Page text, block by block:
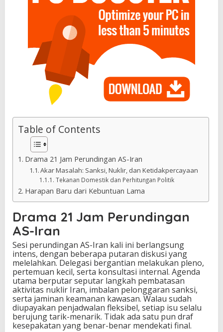
Table of Contents
Drama 21 Jam Perundingan AS-Iran
Akar Masalah: Sanksi, Nuklir, dan Ketidakpercayaan
Tekanan Domestik dan Perhitungan Politik
Harapan Baru dari Kebuntuan Lama
Drama 21 Jam Perundingan
AS-Iran
Sesi perundingan AS-Iran kali ini berlangsung
intens, dengan beberapa putaran diskusi yang
melelahkan. Delegasi bergantian melakukan pleno,
pertemuan kecil, serta konsultasi internal. Agenda
utama berputar seputar langkah pembatasan
aktivitas nuklir Iran, imbalan pelonggaran sanksi,
serta jaminan keamanan kawasan. Walau sudah
diupayakan penjadwalan fleksibel, setiap isu selalu
berujung tarik-menarik. Tidak ada satu pun draf
kesepakatan yang benar-benar mendekati final.